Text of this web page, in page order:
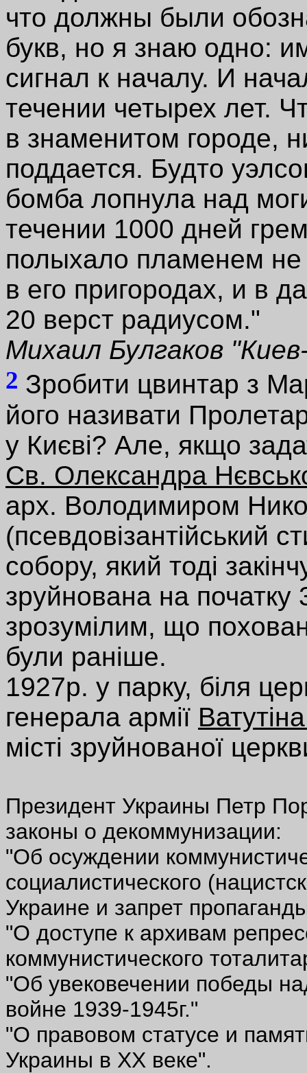
что должны были
букв, но я знаю одно:
сигнал к началу. И
течении четырех лет.
в знаменитом городе,
поддается. Будто
бомба лопнула над
течении 1000 дней
полыхало пламенем
в его пригородах, и в
20 верст радиусом."
Михаил Булгаков
2 Зробити цвинтар з
його називати
у Києві? Але, якщо
Св. Олександра
арх. Володимиром
(псевдовізантійський
собору, який тоді
зруйнована на початку
зрозумілим, що
були раніше.
1927р. у парку, біля
генерала армії
місті зруйнованої
Президент Украины Петр
законы о декоммунизации:
"Об осуждении
социалистического
Украине и запрет
"О доступе к архивам
коммунистического
"Об увековечении победы
войне 1939-1945г."
"О правовом статусе и
Украины в ХХ веке".